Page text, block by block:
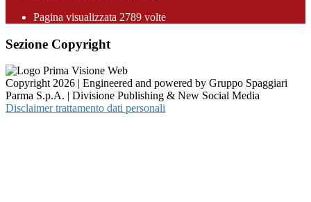
Pagina visualizzata 2789 volte
Sezione Copyright
Copyright 2026 | Engineered and powered by Gruppo Spaggiari
Parma S.p.A. | Divisione Publishing & New Social Media
Disclaimer trattamento dati personali